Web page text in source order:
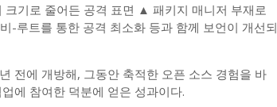
기로 줄어든 공격 표면 ▲ 패키지 매니저 부재로
-루트를 통한 공격 최소화 등과 함께 보언이 개선되
전에 개방해, 그동안 축적한 오픈 소스 경험을 바
에 참여한 덕분에 얻은 성과이다.